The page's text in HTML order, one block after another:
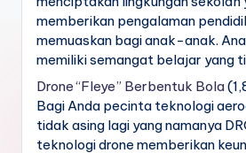
memberikan pengalaman
memuaskan bagi anak-anak.
memiliki semangat belajar yang
Drone “Fleye” Berbentuk Bola
Bagi Anda pecinta teknologi
tidak asing lagi yang namanya
teknologi drone memberikan